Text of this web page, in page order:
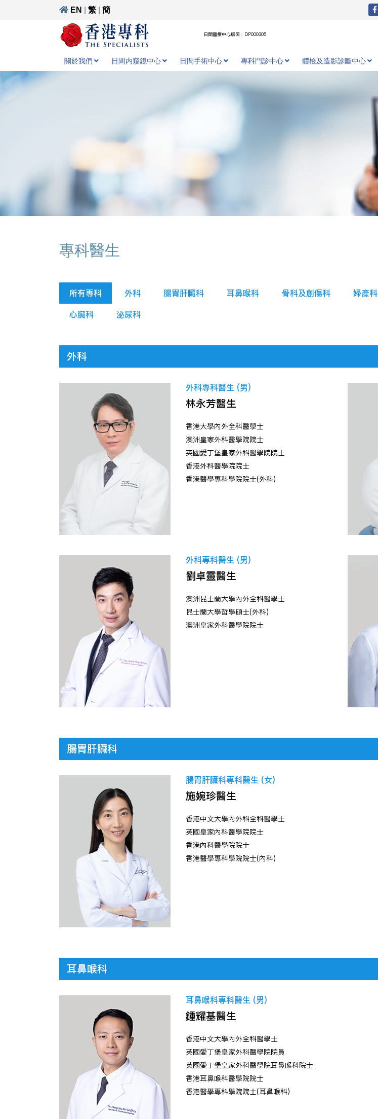
EN 繁 簡
日間醫療中心牌照：DP000305
關於我們 日間内窺鏡中心 日間手術中心 專科門診中心 體檢及造影診斷中心
專科醫生
所有專科 外科 腸胃肝臟科 耳鼻喉科 骨科及創傷科 婦產科
心臟科
泌尿科
外科
外科專科醫生 (男)
林永芳醫生
香港大學內外全科醫學士
澳洲皇家外科醫學院院士
英國愛丁堡皇家外科醫學院院士
香港外科醫學院院士
香港醫學專科學院院士(外科)
外科專科醫生 (男)
劉卓靈醫生
澳洲昆士蘭大學內外全科醫學士
昆士蘭大學哲學碩士(外科)
澳洲皇家外科醫學院院士
腸胃肝臟科
腸胃肝臟科專科醫生 (女)
施婉珍醫生
香港中文大學內外科全科醫學士
英國皇家內科醫學院院士
香港內科醫學院院士
香港醫學專科學院院士(內科)
耳鼻喉科
耳鼻喉科專科醫生 (男)
鍾耀基醫生
香港中文大學內外全科醫學士
英國愛丁堡皇家外科醫學院院員
英國愛丁堡皇家外科醫學院耳鼻喉科院士
香港耳鼻喉科醫學院院士
香港醫學專科學院院士(耳鼻喉科)